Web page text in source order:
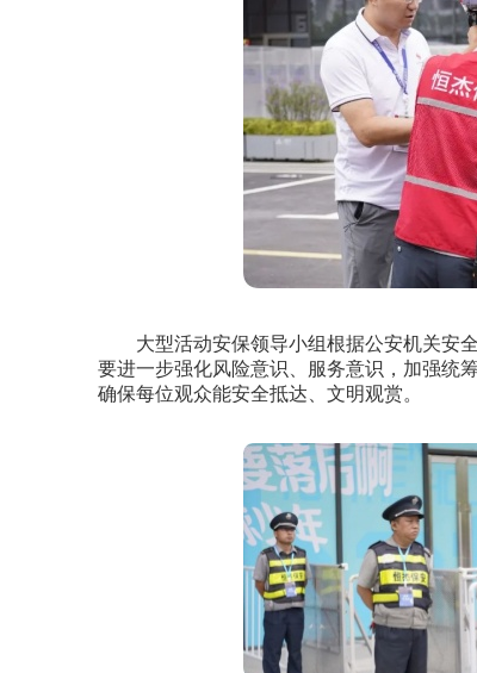
大型活动安保领导小组根据公安机关安全
要进一步强化风险意识、服务意识，加强统
确保每位观众能安全抵达、文明观赏。